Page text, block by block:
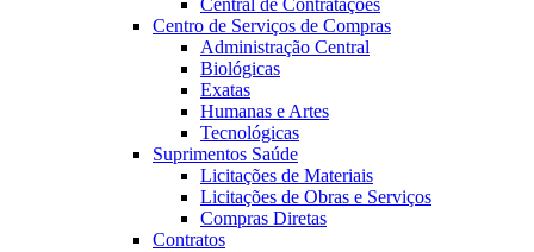
Central de Contratações
Centro de Serviços de Compras
Administração Central
Biológicas
Exatas
Humanas e Artes
Tecnológicas
Suprimentos Saúde
Licitações de Materiais
Licitações de Obras e Serviços
Compras Diretas
Contratos